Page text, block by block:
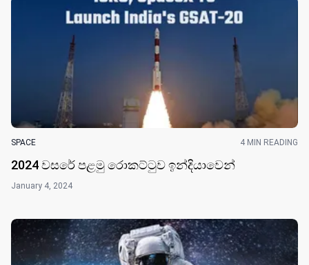
SPACE 4 MIN READING
2024 වසරේ පළමු රොකට්ටුව ඉන්දියාවෙන්
January 4, 2024